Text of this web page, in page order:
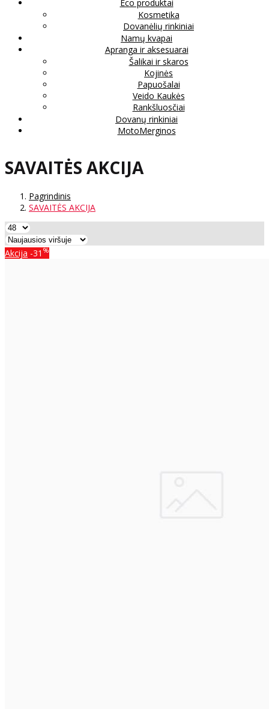
Eco produktai
Kosmetika
Dovanėlių rinkiniai
Namų kvapai
Apranga ir aksesuarai
Šalikai ir skaros
Kojinės
Papuošalai
Veido Kaukės
Rankšluosčiai
Dovanų rinkiniai
MotoMerginos
SAVAITĖS AKCIJA
Pagrindinis
SAVAITĖS AKCIJA
Akcija -31 %